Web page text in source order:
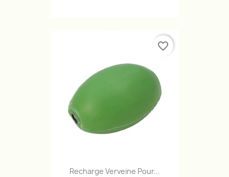
Recharge Verveine Pour...
favorite_border